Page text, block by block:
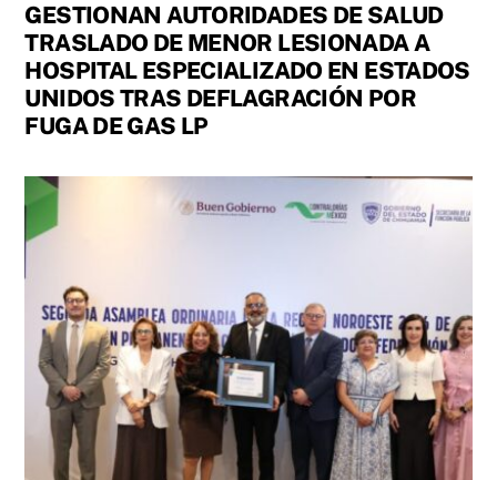
GESTIONAN AUTORIDADES DE SALUD
TRASLADO DE MENOR LESIONADA A
HOSPITAL ESPECIALIZADO EN ESTADOS
UNIDOS TRAS DEFLAGRACIÓN POR
FUGA DE GAS LP